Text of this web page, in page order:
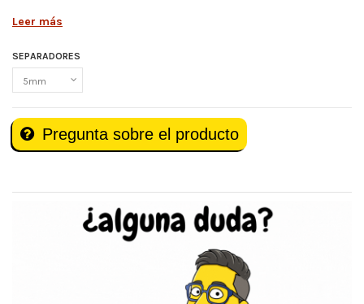
Leer más
SEPARADORES
Pregunta sobre el producto